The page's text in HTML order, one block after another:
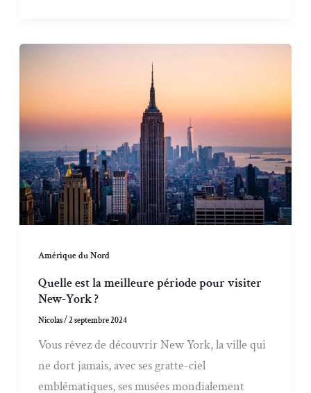
Amérique du Nord
Quelle est la meilleure période pour visiter
New-York ?
Nicolas/2 septembre 2024
Vous rêvez de découvrir New York, la ville qui
ne dort jamais, avec ses gratte-ciel
emblématiques, ses musées mondialement